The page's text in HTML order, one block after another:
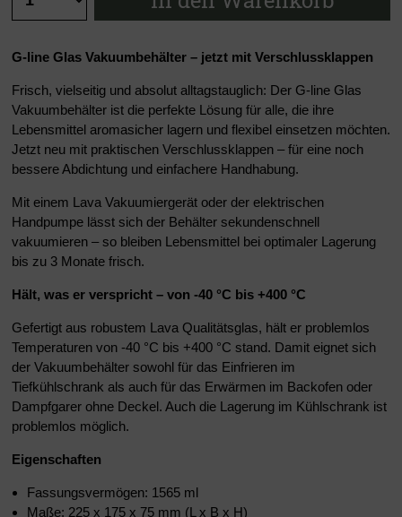
G-line Glas Vakuumbehälter – jetzt mit Verschlussklappen
Frisch, vielseitig und absolut alltagstauglich: Der G-line Glas
Vakuumbehälter ist die perfekte Lösung für alle, die ihre
Lebensmittel aromasicher lagern und flexibel einsetzen möchten.
Jetzt neu mit praktischen Verschlussklappen – für eine noch
bessere Abdichtung und einfachere Handhabung.
Mit einem Lava Vakuumiergerät oder der elektrischen
Handpumpe lässt sich der Behälter sekundenschnell
vakuumieren – so bleiben Lebensmittel bei optimaler Lagerung
bis zu 3 Monate frisch.
Hält, was er verspricht – von -40 °C bis +400 °C
Gefertigt aus robustem Lava Qualitätsglas, hält er problemlos
Temperaturen von -40 °C bis +400 °C stand. Damit eignet sich
der Vakuumbehälter sowohl für das Einfrieren im
Tiefkühlschrank als auch für das Erwärmen im Backofen oder
Dampfgarer ohne Deckel. Auch die Lagerung im Kühlschrank ist
problemlos möglich.
Eigenschaften
Fassungsvermögen: 1565 ml
Maße: 225 x 175 x 75 mm (L x B x H)